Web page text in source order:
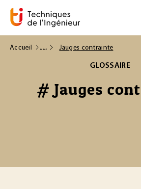
Accueil Jauges contrainte
GLOSSAIRE
# Jauges